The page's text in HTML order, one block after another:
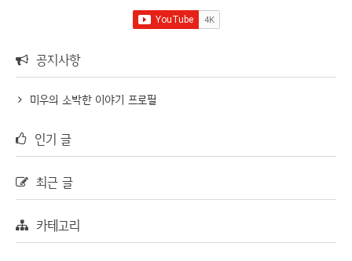
공지사항
미우의 소박한 이야기 프로필
인기 글
최근 글
카테고리